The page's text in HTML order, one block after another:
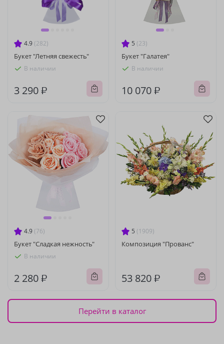
4.9 (282)
Букет "Летняя свежесть"
В наличии
3 290 ₽
5 (23)
Букет "Галатея"
В наличии
10 070 ₽
4.9 (76)
Букет "Сладкая нежность"
В наличии
2 280 ₽
5 (1909)
Композиция "Прованс"
53 820 ₽
Перейти в каталог